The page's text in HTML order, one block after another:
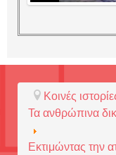
Κοινές
Τα ανθρώπινα
Εκτιμώντας την